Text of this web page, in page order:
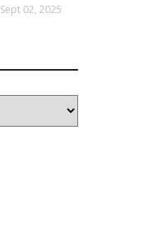
Sept 02, 2025